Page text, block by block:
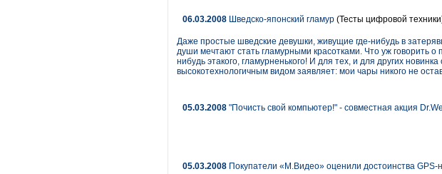
06.03.2008 Шведско-японский гламур (Тесты цифровой
Даже простые шведские девушки, живущие где-нибудь в
души мечтают стать гламурными красотками. Что уж говорить
нибудь этакого, гламурненького! И для тех, и для других
высокотехнологичным видом заявляет: мои чары никого не
05.03.2008 "Почисть свой компьютер!" - совместная акция
05.03.2008 Покупатели «М.Видео» оценили достоинства GPS-